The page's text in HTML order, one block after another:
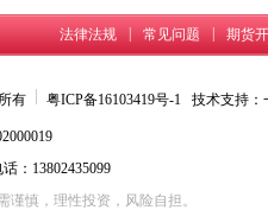
法律法规 常见问题 期货
有 粤ICP备16103419号-1 技术支持：
：13802435099
谨慎，理性投资，风险自担。